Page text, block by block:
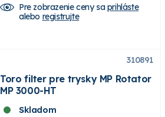
Pre zobrazenie ceny saprihláste
alebo registrujte
310891
Toro filter pre trysky MP Rotator
MP 3000-HT
Skladom